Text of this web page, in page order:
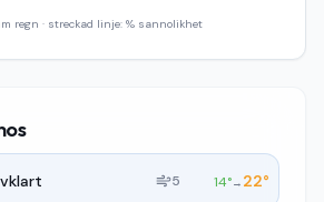
regn · streckad linje: % sannolikhet
5 14°→ 22°